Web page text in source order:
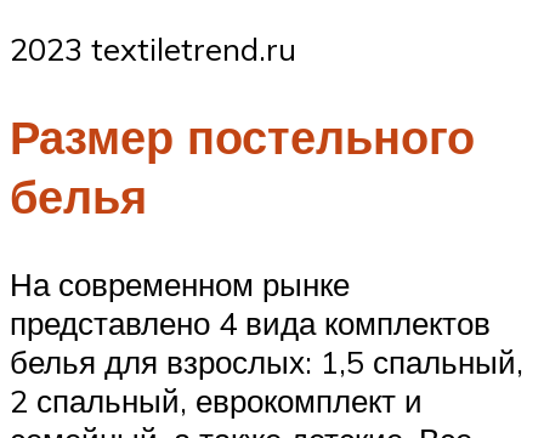
2023 textiletrend.ru
Размер постельного
белья
На современном рынке
представлено 4 вида комплектов
белья для взрослых: 1,5 спальный,
2 спальный, еврокомплект и